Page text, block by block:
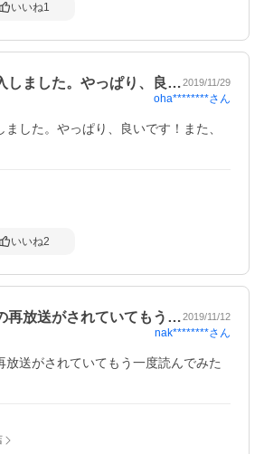
いいね1
しました。やっぱり、良…2019/11/29
oha********さん
した。やっぱり、良いです！また、
いいね2
再放送がされていてもう…2019/11/12
nak********さん
放送がされていてもう一度読んでみた